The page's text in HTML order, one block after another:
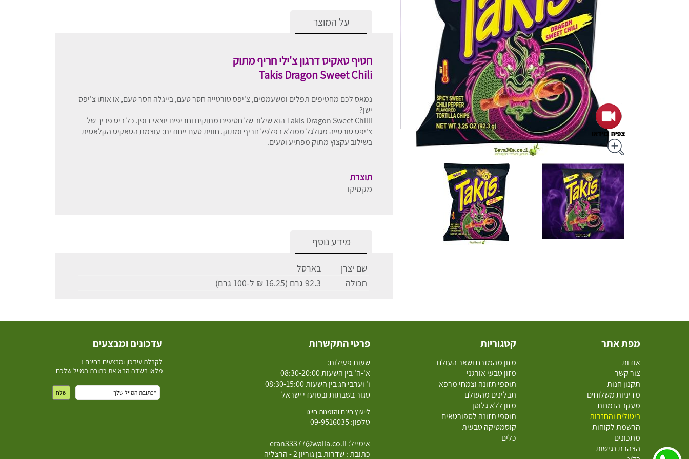
על המוצר
חטיף טאקיס דרגון צ'ילי חריף מתוק
Takis Dragon Sweet Chili
נמאס לכם מחטיפים תפלים ומשעממים, צ'יפס טורטייה חסר טעם, בייגלה חסר טעם, או אותו צ'יפס
ישן?
Takis Dragon Sweet Chilli הוא שילוב של חטיפים מתוקים וחריפים יוצאי דופן. כל ביס פריך של
צ'יפס טורטייה מגולגל ממולא בפלפל חריף ומתוק. חווית טעם ייחודית: עוצמת הטאקיס הקלאסית
בשילוב עקצוץ מתוק מפתיע וטעים.
תוצרת
מקסיקו
מידע נוסף
שם יצרן
בארסל
תכולה
92.3 גרם (16.25 ₪ ל-100 גרם)
מפת אתר
אודות
צור קשר
תקנון חנות
מדיניות משלוחים
מעקב הזמנות
ביטולים והחזרות
הרשמת לקוחות
מתכונים
הצהרת נגישות
קטגוריות
מזון מהמזרח ושאר העולם
מזון טבעי אורגני
תוספי תזונה וצמחי מרפא
תבלינים מהעולם
מזון ללא גלוטן
תוספי תזונה לספורטאים
קוסמטיקה טבעית
כלים
פרטי התקשרות
שעות פעילות:
א'-ה' בין השעות 08:30-20:00
ו' וערבי חג בין השעות 08:30-15:00
סגור בשבתות ובמועדי ישראל
לייעוץ חינם והזמנות חייגו
טלפון: 09-9516035
אימייל:eran33377@walla.co.il
כתובת : שדרות בן גוריון 2 - הרצליה
עדכונים ומבצעים
לקבלת עידכון ומבצעים בחינם !
מלאו בשדה הבא את כתובת המייל שלכם